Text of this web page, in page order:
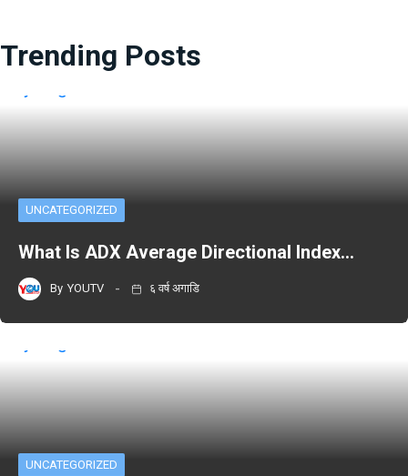
Trending Posts
UNCATEGORIZED
What Is ADX Average Directional Index…
By YOUTV ६ वर्ष अगाडि
UNCATEGORIZED